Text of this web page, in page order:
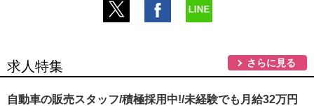
求人特集 さらに見る
自動車の販売スタッフ/積極採用中!/未経験でも月給32万円